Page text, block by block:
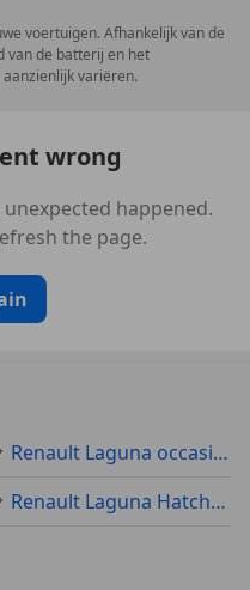
voertuigen. Afhankelijk van de
van de batterij en het
variëren.
wrong
happened.
the page.
Renault Laguna occasion
Renault Laguna Hatchback